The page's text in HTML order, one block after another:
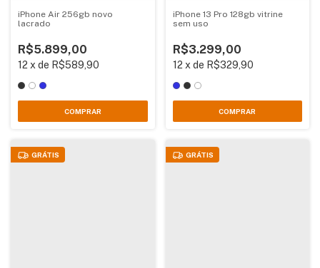
iPhone Air 256gb novo
lacrado
R$5.899,00
12 xde R$589,90
COMPRAR
iPhone 13 Pro 128gb vitrine
sem uso
R$3.299,00
12 xde R$329,90
COMPRAR
GRÁTIS GRÁTIS